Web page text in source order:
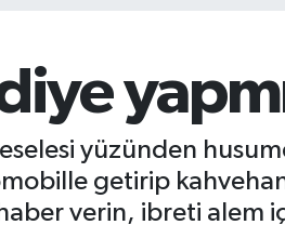
yüzünden
getirip
verin, ibreti alem